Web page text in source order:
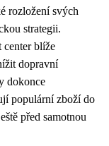
rozložení svých
strategii.
blíže
dopravní
dokonce
populární zboží do
před samotnou